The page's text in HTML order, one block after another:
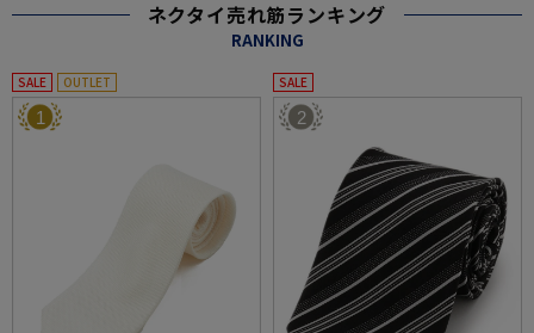
ネクタイ売れ筋ランキング
RANKING
SALE OUTLET
1
SALE
2